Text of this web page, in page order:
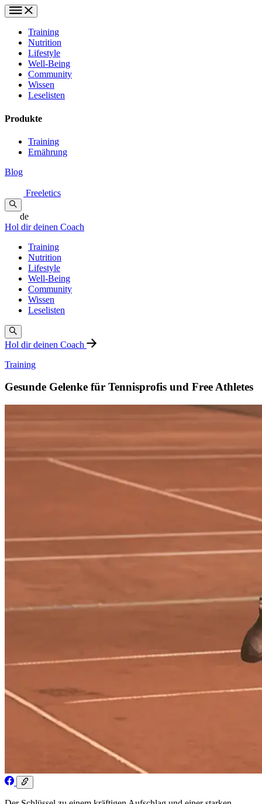
Training
Nutrition
Lifestyle
Well-Being
Community
Wissen
Leselisten
Produkte
Training
Ernährung
Blog
Freeletics
de
Hol dir deinen Coach
Training
Nutrition
Lifestyle
Well-Being
Community
Wissen
Leselisten
Hol dir deinen Coach
Training
Gesunde Gelenke für Tennisprofis und Free Athletes